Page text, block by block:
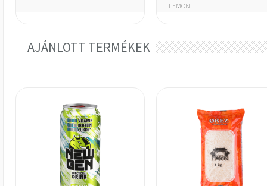
LEMON
AJÁNLOTT TERMÉKEK